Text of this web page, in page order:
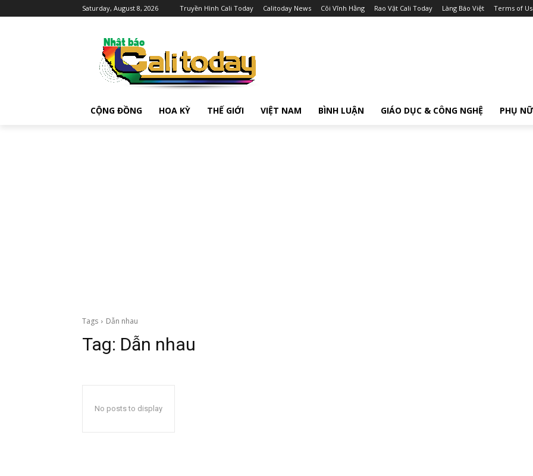
Saturday, August 8, 2026 Truyền Hình Cali Today Calitoday News Cõi Vĩnh Hằng Rao Vặt Cali Today Làng Báo Việt Terms of
CỘNG ĐỒNG HOA KỲ THẾ GIỚI VIỆT NAM BÌNH LUẬN GIÁO DỤC & CÔNG NGHỆ PHỤ NỮ
Tags Dẫn nhau
Tag: Dẫn nhau
No posts to display